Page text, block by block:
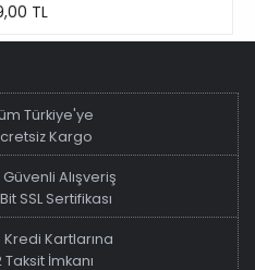
TL
Türkiye'ye
Kargo
Güvenli Alışveriş
SSL Sertifikası
Kredi Kartlarına
Taksit İmkanı